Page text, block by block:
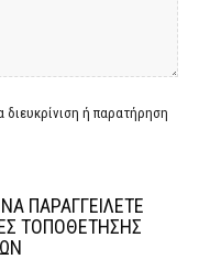
διευκρίνιση ή παρατήρηση
ΠΑΡΑΓΓΕΙΛΕΤΕ
ΤΟΠΟΘΕΤΗΣΗΣ